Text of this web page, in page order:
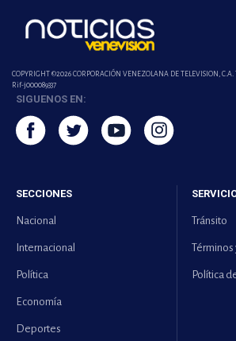
COPYRIGHT ©2026 CORPORACIÓN VENEZOLANA DE TELEVISION,
Rif-j000089337
SIGUENOS EN:
SECCIONES
Nacional
Internacional
Política
Economía
Deportes
Tránsito
Términos
Política